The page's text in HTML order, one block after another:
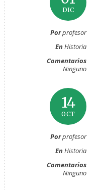
DIC
Porprofesor
EnHistoria
Comentarios
Ninguno
14
OCT
Porprofesor
EnHistoria
Comentarios
Ninguno